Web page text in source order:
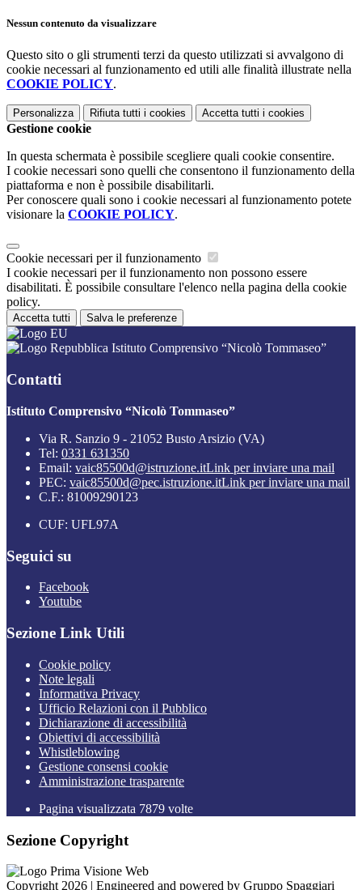
Nessun contenuto da visualizzare
Questo sito o gli strumenti terzi da questo utilizzati si avvalgono di
cookie necessari al funzionamento ed utili alle finalità illustrate nella
COOKIE POLICY.
Personalizza Rifiuta tutti i cookies Accetta tutti i cookies
Gestione cookie
In questa schermata è possibile scegliere quali cookie consentire.
I cookie necessari sono quelli che consentono il funzionamento della
piattaforma e non è possibile disabilitarli.
Per conoscere quali sono i cookie necessari al funzionamento potete
visionare la COOKIE POLICY.
Cookie necessari per il funzionamento
I cookie necessari per il funzionamento non possono essere
disabilitati. È possibile consultare l'elenco nella pagina della cookie
policy.
Accetta tutti Salva le preferenze
Istituto Comprensivo “Nicolò Tommaseo”
Contatti
Istituto Comprensivo “Nicolò Tommaseo”
Via R. Sanzio 9 - 21052 Busto Arsizio (VA)
Tel: 0331 631350
Email: vaic85500d@istruzione.itLink per inviare una mail
PEC: vaic85500d@pec.istruzione.itLink per inviare una mail
C.F.: 81009290123
CUF: UFL97A
Seguici su
Facebook
Youtube
Sezione Link Utili
Cookie policy
Note legali
Informativa Privacy
Ufficio Relazioni con il Pubblico
Dichiarazione di accessibilità
Obiettivi di accessibilità
Whistleblowing
Gestione consensi cookie
Amministrazione trasparente
Pagina visualizzata 7879 volte
Sezione Copyright
Copyright 2026 | Engineered and powered by Gruppo Spaggiari